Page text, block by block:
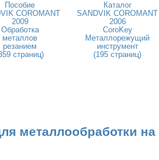
Пособие
COROMANT
2009
Обработка
металлов
резанием
страниц)
Каталог
SANDVIK COROMANT
2006
CoroKey
Металлорежущий
инструмент
(195 страниц)
металлообработки на